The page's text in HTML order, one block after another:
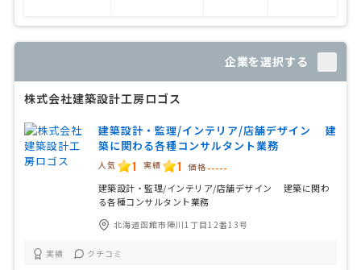
企業を選択する
株式会社建築設計工房ロゴス
建築設計・監理/インテリア/店舗デザイン 建
築に関わる各種コンサルタント業務
人気 1 実績 1 価格 -----
建築設計・監理/インテリア/店舗デザイン 建築に関わ
る各種コンサルタント業務
北海道函館市陣川1丁目12番13号
実績 クチコミ